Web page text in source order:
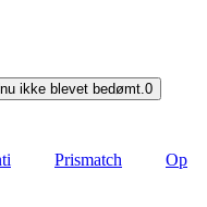
ikke blevet bedømt. 0
Prismatch
Op